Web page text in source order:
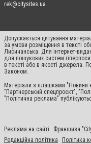
rek@citysites.ua
Допускається цитування
за умови розміщення в тексті
Лисичанська. Для інтернет-
для пошукових систем
в тексті або в якості джерела.
Законом.
Матеріали з плашками "Новини
"Партнерський спецпроєкт",
"Політична реклама"
Реклама на сайті Франшиза
Редакційна політика
Політика